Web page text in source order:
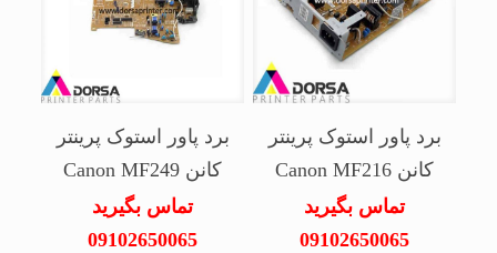
برد پاور استوک پرینتر
کانن Canon MF216
تماس بگیرید
09102650065
برد پاور استوک پرینتر
کانن Canon MF249
تماس بگیرید
09102650065